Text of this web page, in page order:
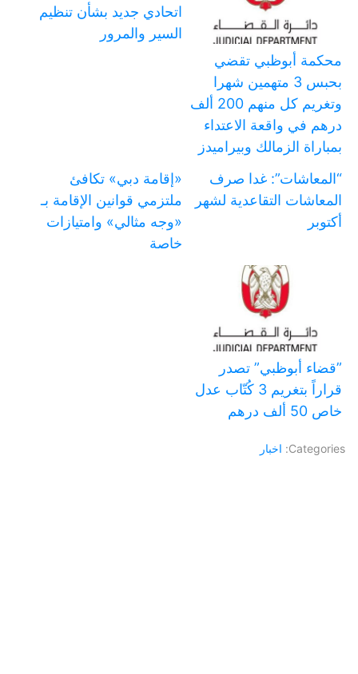
محكمة أبوظبي تقضي
بحبس 3 متهمين شهرا
وتغريم كل منهم 200 ألف
درهم في واقعة الاعتداء
بمباراة الزمالك وبيراميدز
اتحادي جديد بشأن تنظيم
السير والمرور
“المعاشات”: غدا صرف
المعاشات التقاعدية لشهر
أكتوبر
«إقامة دبي» تكافئ
ملتزمي قوانين الإقامة بـ
«وجه مثالي» وامتيازات
خاصة
‏”قضاء أبوظبي” تصدر
قراراً بتغريم 3 كُتّاب عدل
خاص 50 ألف درهم
Categories: اخبار